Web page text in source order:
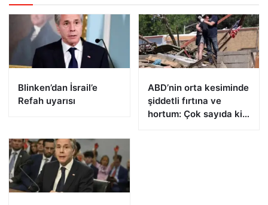
Blinken’dan İsrail’e
Refah uyarısı
ABD’nin orta kesiminde
şiddetli fırtına ve
hortum: Çok sayıda kişi